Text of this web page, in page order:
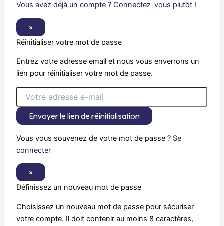
Vous avez déjà un compte ? Connectez-vous plutôt !
×
Réinitialiser votre mot de passe
Entrez votre adresse email et nous vous enverrons un
lien pour réinitialiser votre mot de passe.
Envoyer le lien de réinitialisation
Vous vous souvenez de votre mot de passe ? Se
connecter
×
Définissez un nouveau mot de passe
Choisissez un nouveau mot de passe pour sécuriser
votre compte. Il doit contenir au moins 8 caractères,